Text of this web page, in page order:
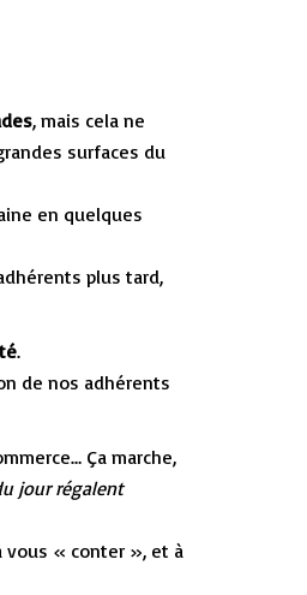
, mais cela ne
surfaces du
en quelques
plus tard,
.
de nos adhérents
Ça marche,
jour régalent
vous « conter », et à